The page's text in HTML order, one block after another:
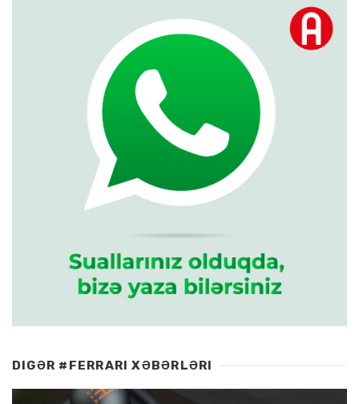
DIGƏR #FERRARI XƏBƏRLƏRI